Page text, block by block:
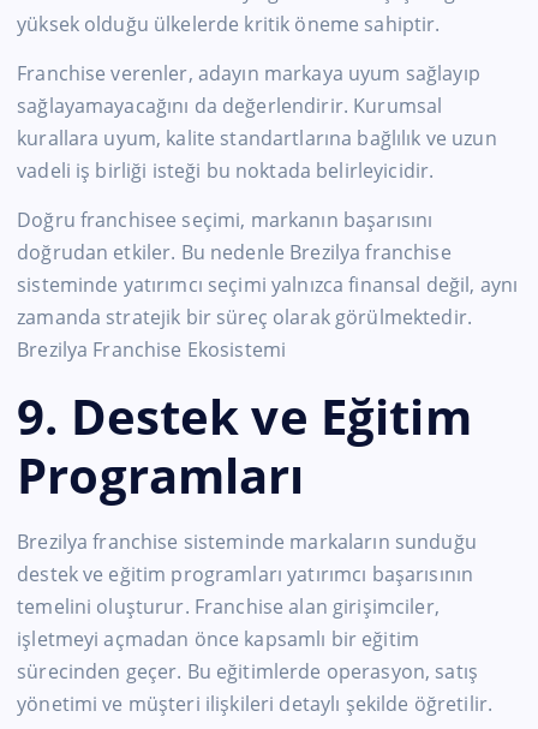
yüksek olduğu ülkelerde kritik öneme sahiptir.
Franchise verenler, adayın markaya uyum sağlayıp
sağlayamayacağını da değerlendirir. Kurumsal
kurallara uyum, kalite standartlarına bağlılık ve uzun
vadeli iş birliği isteği bu noktada belirleyicidir.
Doğru franchisee seçimi, markanın başarısını
doğrudan etkiler. Bu nedenle Brezilya franchise
sisteminde yatırımcı seçimi yalnızca finansal değil, aynı
zamanda stratejik bir süreç olarak görülmektedir.
Brezilya Franchise Ekosistemi
9. Destek ve Eğitim
Programları
Brezilya franchise sisteminde markaların sunduğu
destek ve eğitim programları yatırımcı başarısının
temelini oluşturur. Franchise alan girişimciler,
işletmeyi açmadan önce kapsamlı bir eğitim
sürecinden geçer. Bu eğitimlerde operasyon, satış
yönetimi ve müşteri ilişkileri detaylı şekilde öğretilir.